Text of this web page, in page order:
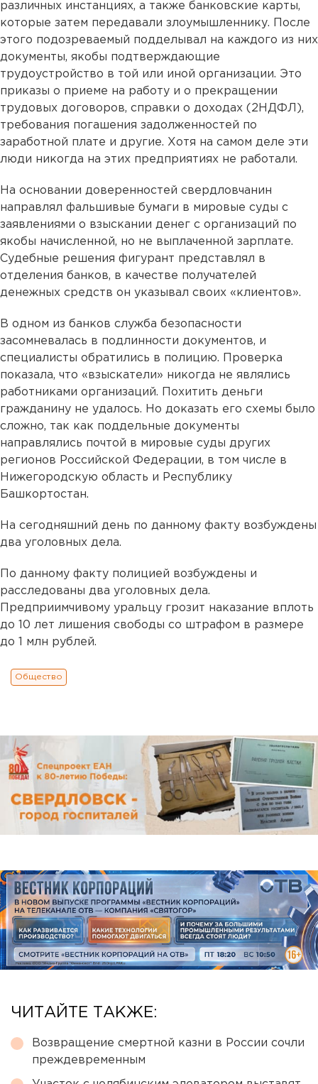
различных инстанциях, а также банковские карты,
которые затем передавали злоумышленнику. После
этого подозреваемый подделывал на каждого из них
документы, якобы подтверждающие
трудоустройство в той или иной организации. Это
приказы о приеме на работу и о прекращении
трудовых договоров, справки о доходах (2НДФЛ),
требования погашения задолженностей по
заработной плате и другие. Хотя на самом деле эти
люди никогда на этих предприятиях не работали.
На основании доверенностей свердловчанин
направлял фальшивые бумаги в мировые суды с
заявлениями о взыскании денег с организаций по
якобы начисленной, но не выплаченной зарплате.
Судебные решения фигурант представлял в
отделения банков, в качестве получателей
денежных средств он указывал своих «клиентов».
В одном из банков служба безопасности
засомневалась в подлинности документов, и
специалисты обратились в полицию. Проверка
показала, что «взыскатели» никогда не являлись
работниками организаций. Похитить деньги
гражданину не удалось. Но доказать его схемы было
сложно, так как поддельные документы
направлялись почтой в мировые суды других
регионов Российской Федерации, в том числе в
Нижегородскую область и Республику
Башкортостан.
На сегодняшний день по данному факту возбуждены
два уголовных дела.
По данному факту полицией возбуждены и
расследованы два уголовных дела.
Предприимчивому уральцу грозит наказание вплоть
до 10 лет лишения свободы со штрафом в размере
до 1 млн рублей.
Общество
ЧИТАЙТЕ ТАКЖЕ:
Возвращение смертной казни в России сочли
преждевременным